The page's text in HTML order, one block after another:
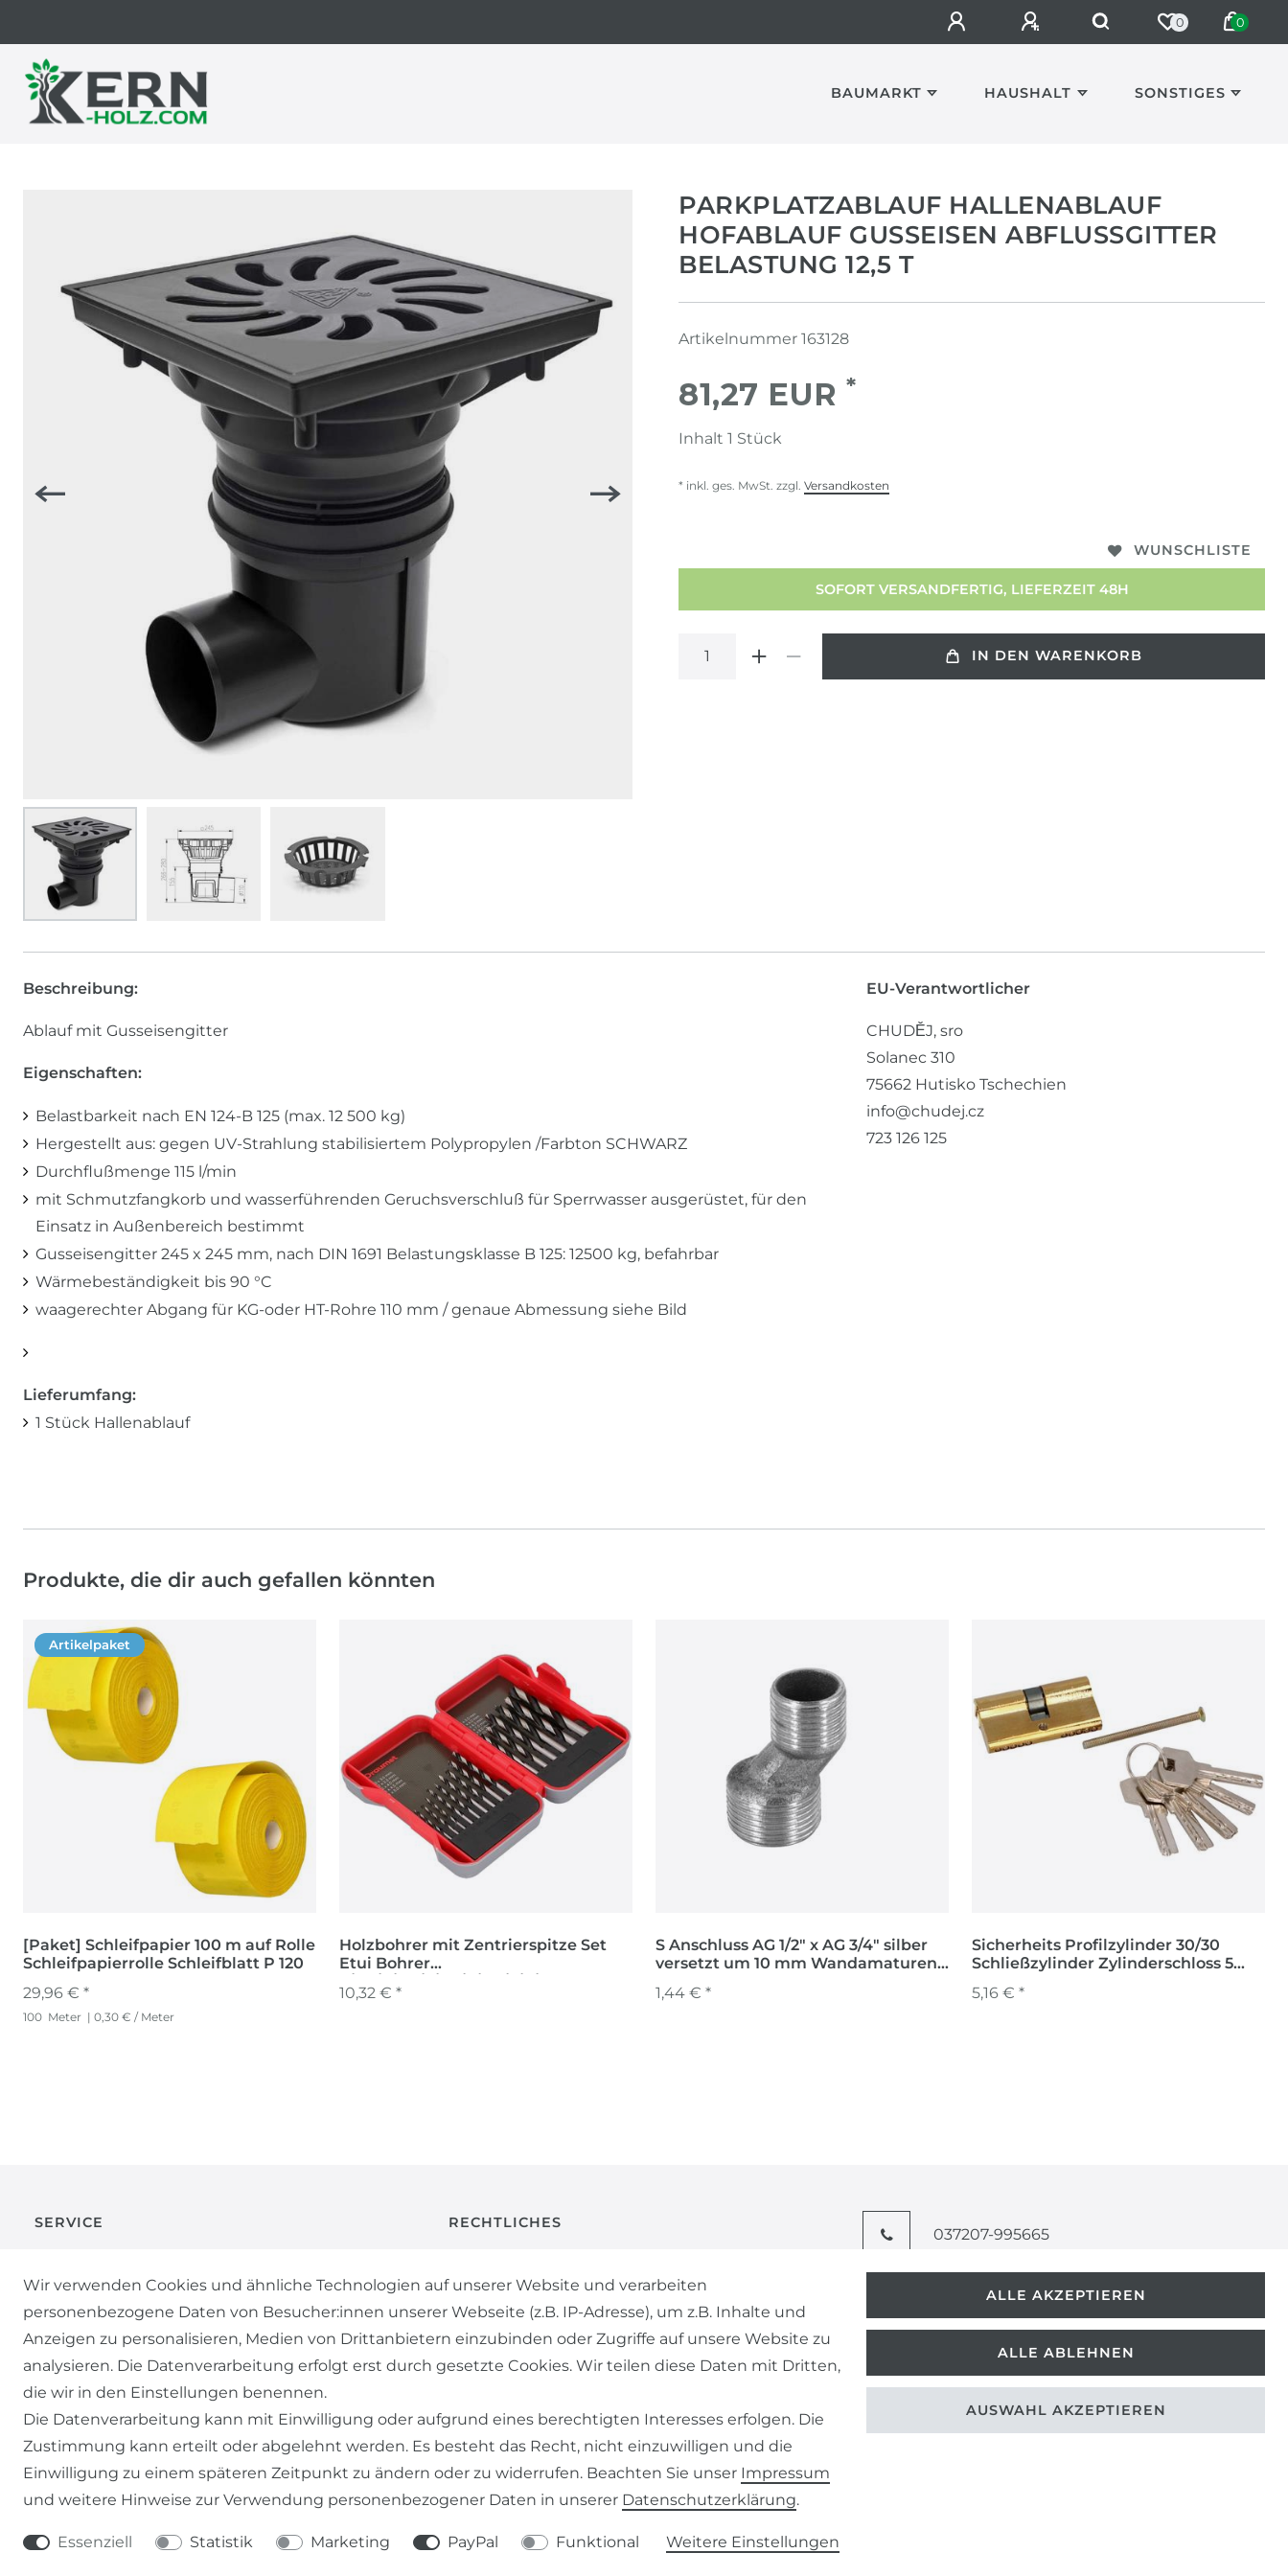
0 0
BAUMARKT HAUSHALT SONSTIGES
PARKPLATZABLAUF HALLENABLAUF
HOFABLAUF GUSSEISEN ABFLUSSGITTER BE
LASTUNG 12,5 T
Artikelnummer 163128
81,27 EUR *
Inhalt 1 Stück
* inkl. ges. MwSt. zzgl. Versandkosten
WUNSCHLISTE
SOFORT VERSANDFERTIG, LIEFERZEIT 48H
IN DEN WARENKORB
Beschreibung:
Ablauf mit Gusseisengitter
Eigenschaften:
Belastbarkeit nach EN 124-B 125 (max. 12 500 kg)
Hergestellt aus: gegen UV-Strahlung stabilisiertem Polypropylen /Farbton SCHWARZ
Durchflußmenge 115 l/min
mit Schmutzfangkorb und wasserführenden Geruchsverschluß für Sperrwasser ausgerüstet, für den
Einsatz in Außenbereich bestimmt
Gusseisengitter 245 x 245 mm, nach DIN 1691 Belastungsklasse B 125: 12500 kg, befahrbar
Wärmebeständigkeit bis 90 °C
waagerechter Abgang für KG-oder HT-Rohre 110 mm / genaue Abmessung siehe Bild
Lieferumfang:
1 Stück Hallenablauf
EU-Verantwortlicher
CHUDĚJ, sro
Solanec 310
75662 Hutisko Tschechien
info@chudej.cz
723 126 125
Produkte, die dir auch gefallen könnten
Artikelpaket
[Paket] Schleifpapier 100 m auf Rolle
Schleifpapierrolle Schleifblatt P 120
29,96 € *
100 Meter | 0,30 € / Meter
Holzbohrer mit Zentrierspitze Set
Etui Bohrer
10,32 € *
S Anschluss AG 1/2" x AG 3/4" silber
versetzt um 10 mm Wandamaturen
1,44 € *
Sicherheits Profilzylinder 30/30
Schließzylinder Zylinderschloss 5
5,16 € *
SERVICE
ZAHLUNG & VERSAND
WIDERRUFSFORMULAR
RECHTLICHES
WIDERRUFSRECHT
IMPRESSUM
DATENSCHUTZERKLÄRUNG
037207-995665
info@kern-holz.com
*inkl. ges. MwSt. zzgl.
Versandkosten
Wir verwenden Cookies und ähnliche Technologien auf unserer Website und verarbeiten
personenbezogene Daten von Besucher:innen unserer Webseite (z.B. IP-Adresse), um z.B. Inhalte und
Anzeigen zu personalisieren, Medien von Drittanbietern einzubinden oder Zugriffe auf unsere Website zu
analysieren. Die Datenverarbeitung erfolgt erst durch gesetzte Cookies. Wir teilen diese Daten mit Dritten,
die wir in den Einstellungen benennen.
Die Datenverarbeitung kann mit Einwilligung oder aufgrund eines berechtigten Interesses erfolgen. Die
Zustimmung kann erteilt oder abgelehnt werden. Es besteht das Recht, nicht einzuwilligen und die
Einwilligung zu einem späteren Zeitpunkt zu ändern oder zu widerrufen. Beachten Sie unser Impressum
und weitere Hinweise zur Verwendung personenbezogener Daten in unserer Daten­schutz­erklärung.
Essenziell Statistik Marketing PayPal Funktional Weitere Einstellungen
ALLE AKZEPTIEREN
ALLE ABLEHNEN
AUSWAHL AKZEPTIEREN